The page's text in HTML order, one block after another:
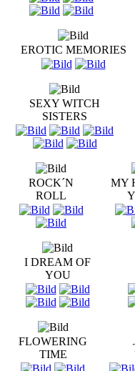
EROTIC MEMORIES
SEXY WITCH
SISTERS
ROCK´N
ROLL
MY
I DREAM OF
YOU
FLOWERING
TIME